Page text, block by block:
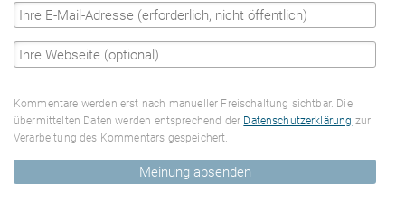
Kommentare werden erst nach manueller Freischaltung sichtbar. Die
übermittelten Daten werden entsprechend der Datenschutzerklärung zur
Verarbeitung des Kommentars gespeichert.
Meinung absenden